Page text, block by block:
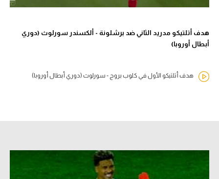
هدف أتلتيكو مدريد الثاني ضد برشلونة - ألكسندر سورلوث (دوري
أبطال أوروبا)
هدف أتلتيكو الأول في كلوب بروج - سورلوث (دوري أبطال أوروبا)